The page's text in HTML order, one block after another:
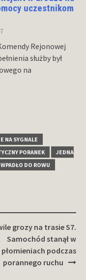
uczestnikom
Rejonowej
służby był
na
NA SYGNALE
PORANEK
JEDNA
WPADŁO DO ROWU
grozy na trasie S7.
Samochód stanął w
płomieniach podczas
porannego ruchu